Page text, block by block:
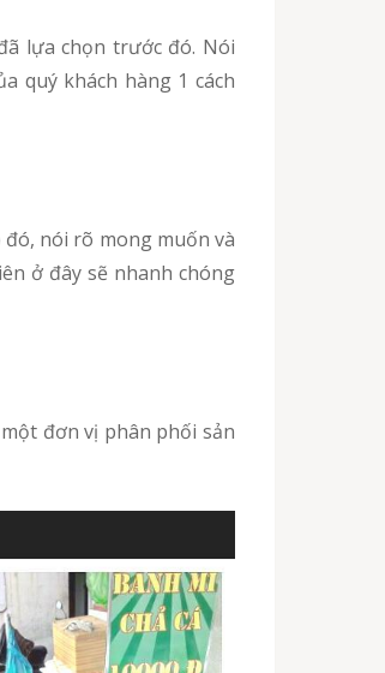
quý khách hàng 1 cách
ở đây sẽ nhanh chóng